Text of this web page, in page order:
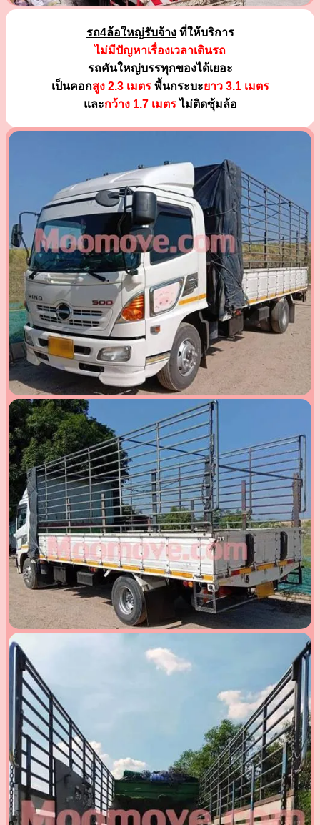
รถ4ล้อใหญ่รับจ้างที่ให้บริการ
ไม่มีปัญหาเรื่องเวลาเดินรถ
รถคันใหญ่บรรทุกของได้เยอะ
เป็นคอกสูง 2.3 เมตรพื้นกระบะยาว 3.1 เมตร
และกว้าง 1.7 เมตรไม่ติดซุ้มล้อ